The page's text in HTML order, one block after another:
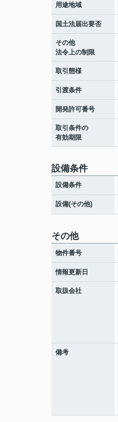
用途地域
国土法届出要否
その他
法令上の制限
取引態様
引渡条件
開発許可番号
取引条件の
有効期限
設備条件
設備条件
設備(その他)
その他
物件番号
情報更新日
取扱会社
備考